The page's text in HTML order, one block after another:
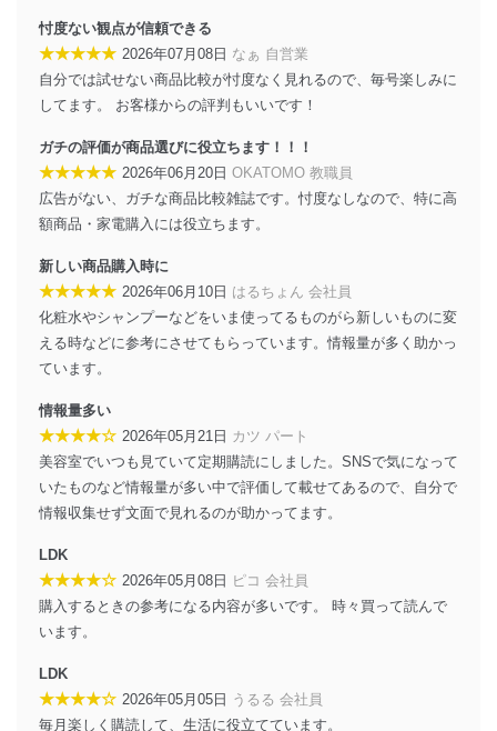
機器を取り扱う従業者を明確化し、 個人データへ
の不要なアクセスを防止しています。
アクセス者の識別と認証
機器に標準装備されているユーザー制御機能（ユ
ベース等を取り扱う情報システムを使用する従業
者を識別・認証しています。
外部からの不正アクセス等の防止
個人データを取り扱う機器等のオペレーティング
システムを最新の状態に保持しています。
個人データを取り扱う機器等にセキュリティ対策
ソフトウェア等を導入し、自動更新 機能等の活用
により、これを最新状態としています。
情報システムの使用に伴う漏洩等の防止
個人情報保護マネジメントシステムの継続的改善
当社は、内部監査及びマネジメントレビューの機会を通
じて、個人情報保護マネジメントシステムを継続的に改
苦情及び相談受付け窓口
貴殿の個人情報及び当社の個人情報保護マネジメントシ
適切、かつ迅速に対応させていただきます。
忖度ない観点が信頼できる
★★★★★ 2026年07月08日 なぁ 自営業
自分では試せない商品比較が忖度なく見れるので、毎号楽しみに
してます。 お客様からの評判もいいです！
ガチの評価が商品選びに役立ちます！！！
★★★★★ 2026年06月20日 OKATOMO 教職員
広告がない、ガチな商品比較雑誌です。忖度なしなので、特に高
額商品・家電購入には役立ちます。
新しい商品購入時に
★★★★★ 2026年06月10日 はるちょん 会社員
化粧水やシャンプーなどをいま使ってるものがら新しいものに変
える時などに参考にさせてもらっています。情報量が多く助かっ
ています。
情報量多い
★★★★☆ 2026年05月21日 カツ パート
美容室でいつも見ていて定期購読にしました。SNSで気になって
いたものなど情報量が多い中で評価して載せてあるので、自分で
情報収集せず文面で見れるのが助かってます。
LDK
★★★★☆ 2026年05月08日 ピコ 会社員
購入するときの参考になる内容が多いです。 時々買って読んで
います。
LDK
★★★★☆ 2026年05月05日 うるる 会社員
毎月楽しく購読して、生活に役立てています。